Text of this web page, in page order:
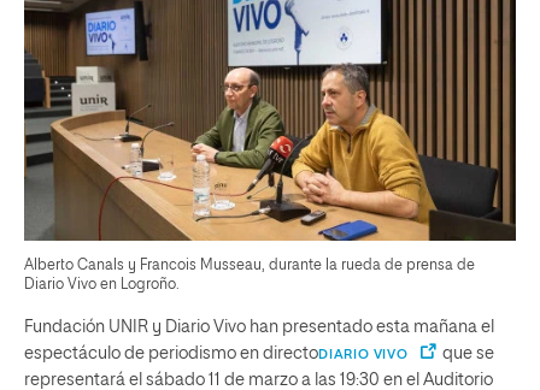
Alberto Canals y Francois Musseau, durante la rueda de prensa de
Diario Vivo en Logroño.
Fundación UNIR y Diario Vivo han presentado esta mañana el
espectáculo de periodismo en directoDIARIO VIVO
que se
representará el sábado 11 de marzo a las 19:30 en el Auditorio